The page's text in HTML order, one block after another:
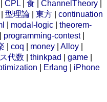
CPL 食 ChannelTheory
型理論 東方
continuation
modal-logic
theorem-
programming-contest|
coq money Alloy
代数 thinkpad game
Erlang
iPhone